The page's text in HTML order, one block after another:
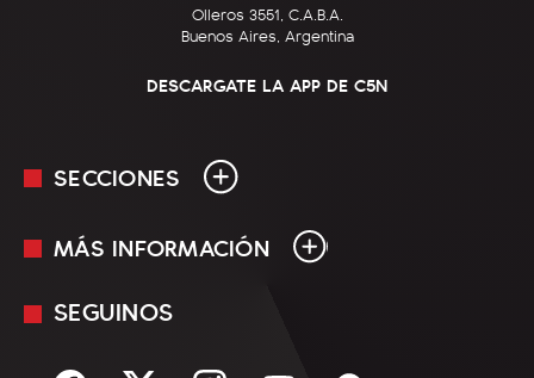
Olleros 3551, C.A.B.A.
Buenos Aires, Argentina
DESCARGATE LA APP DE C5N
SECCIONES
En Vivo
MÁS INFORMACIÓN
Mediakit
Términos y condiciones
SEGUINOS